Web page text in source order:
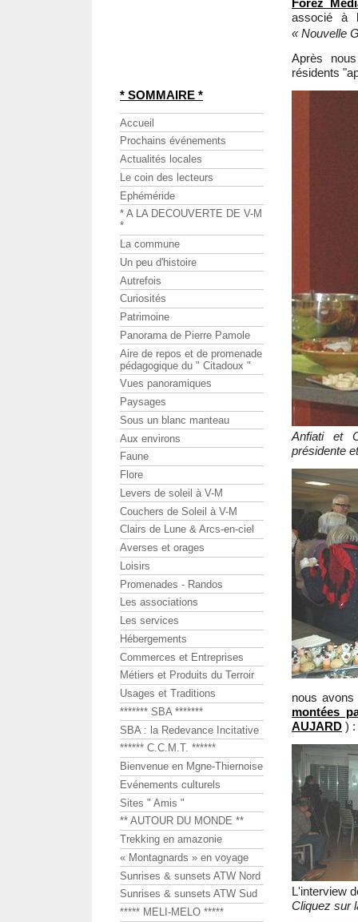
Forez
associé
« Nouvelle
Après
résidents
Anfiati et
présidente
nous
montées
AUJARD ) :
L'interview
Cliquez sur
* SOMMAIRE *
Accueil
Prochains événements
Actualités locales
Le coin des lecteurs
Ephéméride
* A LA DECOUVERTE DE V-M
*
La commune
Un peu d'histoire
Autrefois
Curiosités
Patrimoine
Panorama de Pierre Pamole
Aire de repos et de promenade
pédagogique du " Citadoux "
Vues panoramiques
Paysages
Sous un blanc manteau
Aux environs
Faune
Flore
Levers de soleil à V-M
Couchers de Soleil à V-M
Clairs de Lune & Arcs-en-ciel
Averses et orages
Loisirs
Promenades - Randos
Les associations
Les services
Hébergements
Commerces et Entreprises
Métiers et Produits du Terroir
Usages et Traditions
******* SBA *******
SBA : la Redevance Incitative
****** C.C.M.T. ******
Bienvenue en Mgne-Thiernoise
Evénements culturels
Sites " Amis "
** AUTOUR DU MONDE **
Trekking en amazonie
« Montagnards » en voyage
Sunrises & sunsets ATW Nord
Sunrises & sunsets ATW Sud
***** MELI-MELO *****